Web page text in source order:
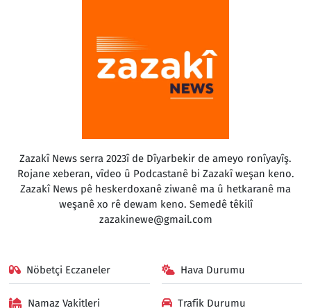
Zazakî News serra 2023î de Dîyarbekir de ameyo ronîyayîş.
Rojane xeberan, vîdeo û Podcastanê bi Zazakî weşan keno.
Zazakî News pê heskerdoxanê ziwanê ma û hetkaranê ma
weşanê xo rê dewam keno. Semedê têkilî
zazakinewe@gmail.com
Nöbetçi Eczaneler Hava Durumu
Namaz Vakitleri Trafik Durumu